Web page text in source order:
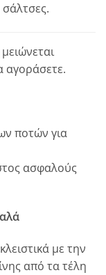
σάλτσες.
αγοράσετε.
ποτών για
ασφαλούς
με την
από τα τέλη